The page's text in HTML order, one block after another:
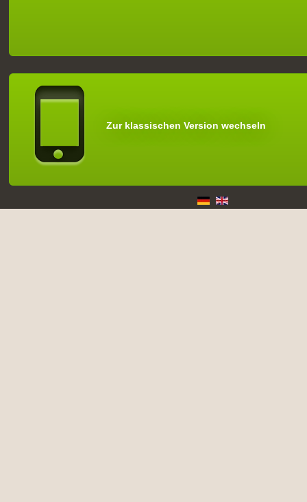
Zur klassischen Version wechseln